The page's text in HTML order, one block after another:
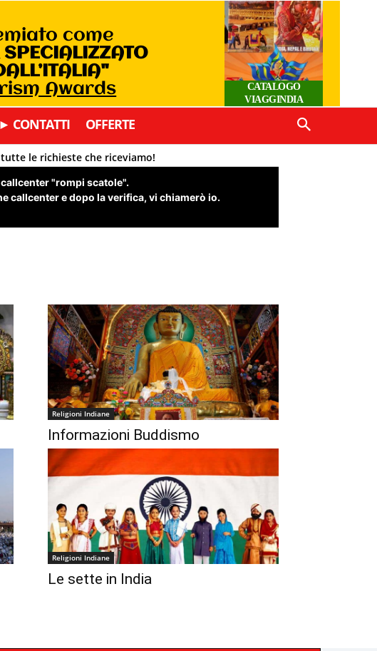
come
Awards
CATALOGO
VIAGGINDIA
► CONTATTI OFFERTE
le richieste che riceviamo!
"rompi scatole".
callcenter e dopo la verifica, vi chiamerò io.
Religioni Indiane
Informazioni Buddismo
Religioni Indiane
Le sette in India